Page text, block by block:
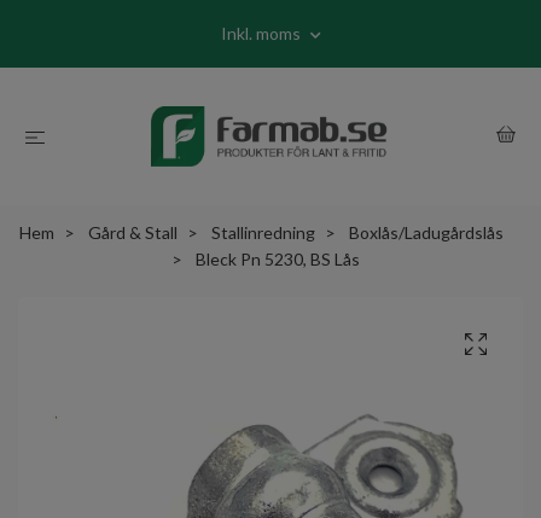
Inkl. moms
Hem Gård & Stall Stallinredning
Boxlås/Ladugårdslås
Bleck Pn 5230, BS Lås